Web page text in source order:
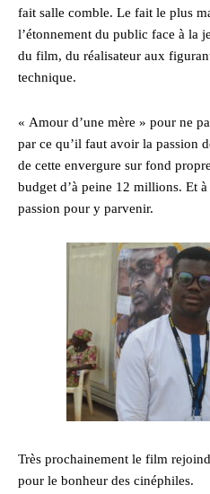
fait salle comble. Le fait le plus
l’étonnement du public face à la
du film, du réalisateur aux
technique.
« Amour d’une mère » pour ne
par ce qu’il faut avoir la passion
de cette envergure sur fond
budget d’à peine 12 millions. Et
passion pour y parvenir.
Très prochainement le film
pour le bonheur des cinéphiles.